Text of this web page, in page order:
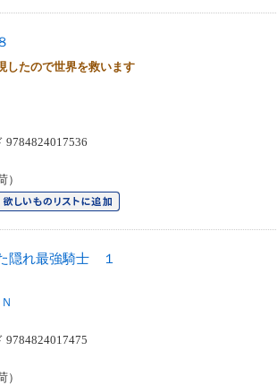
したので世界を救います
隠れ最強騎士 １